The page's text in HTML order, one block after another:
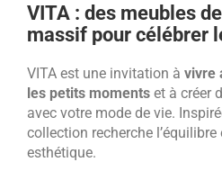
VITA : des meubles
massif pour célébrer
VITA est une invitation à vivre
les petits moments et à créer
avec votre mode de vie.
collection recherche
esthétique.